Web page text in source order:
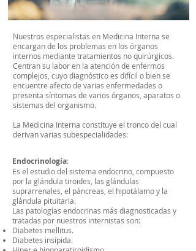
Nuestros especialistas en Medicina Interna se
encargan de los problemas en los órganos
internos mediante tratamientos no quirúrgicos.
Centran su labor en la atención de enfermos
complejos, cuyo diagnóstico es difícil o bien se
encuentre afecto de varias enfermedades o
presenta síntomas de varios órganos, aparatos o
sistemas del organismo.
La Medicina Interna constituye el tronco del cual
derivan varias subespecialidades:
Endocrinología:
Es el estudio del sistema endocrino, compuesto
por la glándula tiroides, las glándulas
suprarrenales, el páncreas, el hipotálamo y la
glándula pituitaria.
Las patologías endocrinas más diagnosticadas y
tratadas por nuestros internistas son:
Diabetes mellitus.
Diabetes insípida.